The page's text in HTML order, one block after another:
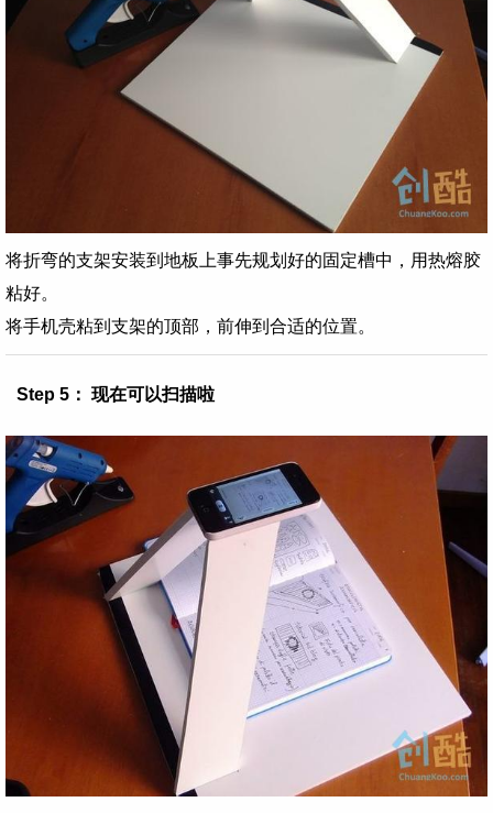
将折弯的支架安装到地板上事先规划好的固定槽中，用热熔胶
粘好。
将手机壳粘到支架的顶部，前伸到合适的位置。
Step 5： 现在可以扫描啦